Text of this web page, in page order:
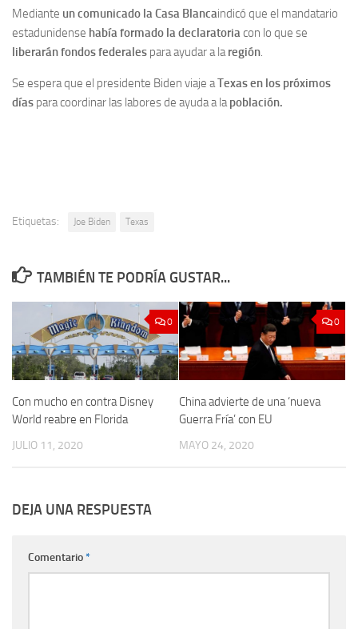
Mediante un comunicado la Casa Blancaindicó que el mandatario
estadunidense había formado la declaratoriacon lo que se
liberarán fondos federales para ayudar a laregión.
Se espera que el presidente Biden viaje aTexas en los próximos
días para coordinar las labores de ayuda a lapoblación.
Etiquetas: Joe Biden Texas
TAMBIÉN TE PODRÍA GUSTAR...
0
Con mucho en contra Disney
World reabre en Florida
JULIO 11, 2020
0
China advierte de una ‘nueva
Guerra Fría’ con EU
MAYO 24, 2020
DEJA UNA RESPUESTA
Comentario*